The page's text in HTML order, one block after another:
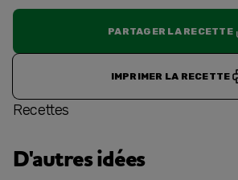
PARTAGER LA RECETTE
IMPRIMER LA RECETTE
Recettes
D'autres idées